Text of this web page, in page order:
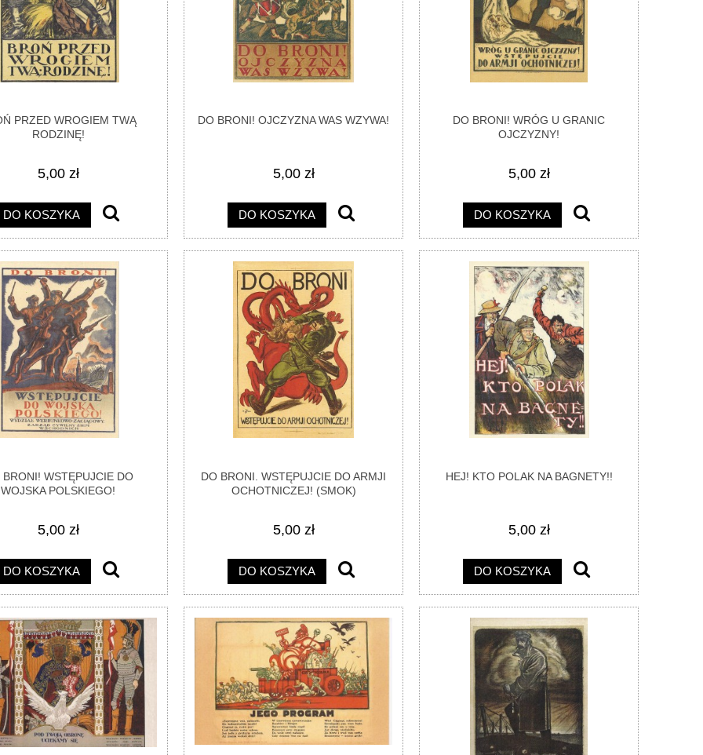
PRZED WROGIEM TWĄ
RODZINĘ!
5,00 zł
DO KOSZYKA
DO BRONI! OJCZYZNA WAS WZYWA!
5,00 zł
DO KOSZYKA
DO BRONI! WRÓG U GRANIC
OJCZYZNY!
5,00 zł
DO KOSZYKA
BRONI! WSTĘPUJCIE DO
WOJSKA POLSKIEGO!
5,00 zł
DO KOSZYKA
DO BRONI. WSTĘPUJCIE DO ARMJI
OCHOTNICZEJ! (SMOK)
5,00 zł
DO KOSZYKA
HEJ! KTO POLAK NA BAGNETY!!
5,00 zł
DO KOSZYKA